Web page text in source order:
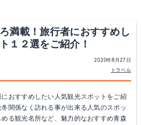
満載！旅行者におすすめし
１２選をご紹介！
2020年8月27日
トラベル
おすすめしたい人気観光スポットをご紹
関係なく訪れる事が出来る人気のスポッ
る観光名所など、魅力的なおすすめ青森